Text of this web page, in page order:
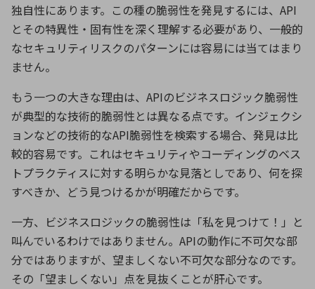
独自性にあります。この種の脆弱性を発見するには、 API
とその特異性・固有性を深く理解する必要があり、一般的
なセキュリティリスクのパターンには容易には当てはまり
ません。
もう一つの大きな理由は、 APIのビジネスロジック脆弱性
が典型的な技術的脆弱性とは異なる点です。インジェクシ
ョンなどの技術的なAPI脆弱性を検索する場合、発見は比
較的容易です。これはセキュリティやコーディングのベス
トプラクティスに対する明らかな見落としであり、何を探
すべきか、どう見つけるかが明確だからです。
一方、ビジネスロジックの脆弱性は「私を見つけて！」と
叫んでいるわけではありません。 APIの動作に不可欠な部
分ではありますが、望ましくない不可欠な部分なのです。
その「望ましくない」点を見抜くことが肝心です。